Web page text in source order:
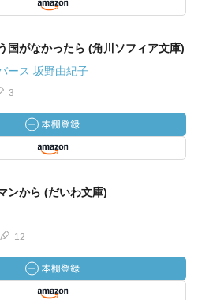
体験で来たからなのだろうな。
人たちはみな個性的で面白い。
」がよかったかな…と思う。
国がなかったら (角川ソフィア文庫)
ース 坂野由紀子
3
ンから (だいわ文庫)
12